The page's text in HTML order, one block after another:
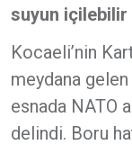
suyun
Kocaeli’nin
meydana gelen
esnada NATO
delindi. Boru